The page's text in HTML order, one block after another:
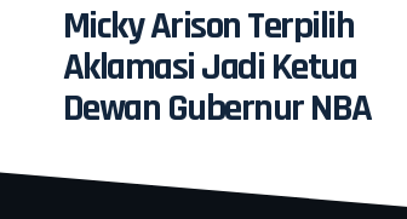
Micky Arison Terpilih
Aklamasi Jadi Ketua
Dewan Gubernur NBA